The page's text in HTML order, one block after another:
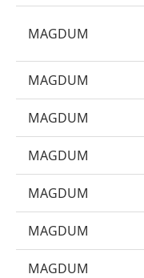
MAGDUM
MAGDUM
MAGDUM
MAGDUM
MAGDUM
MAGDUM
MAGDUM